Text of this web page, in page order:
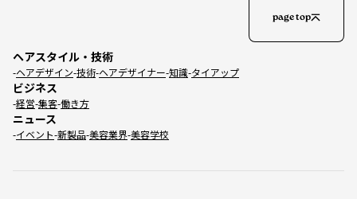
ヘアスタイル・技術
ヘアデザイン 技術 ヘアデザイナー 知識 タイアップ
ビジネス
経営 集客 働き方
ニュース
イベント 新製品 美容業界 美容学校
page top